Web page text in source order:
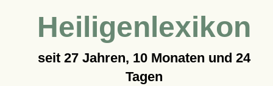
Heiligenlexikon
seit 27 Jahren, 10 Monaten und 24
Tagen